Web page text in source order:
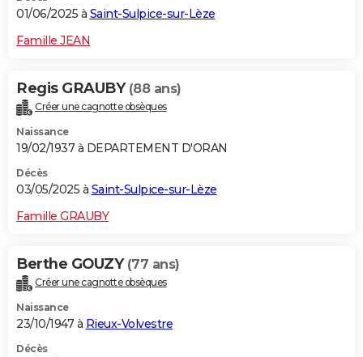
01/06/2025 à Saint-Sulpice-sur-Lèze
Famille JEAN
Regis GRAUBY (88 ans)
Créer une cagnotte obsèques
Naissance
19/02/1937 à DEPARTEMENT D'ORAN
Décès
03/05/2025 à Saint-Sulpice-sur-Lèze
Famille GRAUBY
Berthe GOUZY (77 ans)
Créer une cagnotte obsèques
Naissance
23/10/1947 à Rieux-Volvestre
Décès